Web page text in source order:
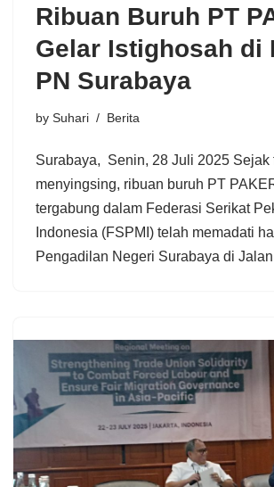
Ribuan Buruh PT
Gelar Istighosah di
PN Surabaya
by Suhari Berita
Surabaya, Senin, 28 Juli 2025 Sejak
menyingsing, ribuan buruh PT
tergabung dalam Federasi Serikat
Indonesia (FSPMI) telah memadati
Pengadilan Negeri Surabaya di